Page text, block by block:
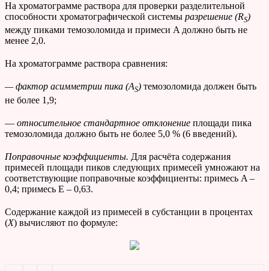
На хроматограмме раствора для проверки разделительной
способности хроматографической системы разрешение (RS)
между пиками темозоломида и примеси A должно быть не
менее 2,0.
На хроматограмме раствора сравнения:
— фактор асимметрии пика (AS) темозоломида должен быть
не более 1,9;
— относительное стандартное отклонение площади пика
темозоломида должно быть не более 5,0 % (6 введений).
Поправочные коэффициенты. Для расчёта содержания
примесей площади пиков следующих примесей умножают на
соответствующие поправочные коэффициенты: примесь A –
0,4; примесь E – 0,63.
Содержание каждой из примесей в субстанции в процентах
(Х) вычисляют по формуле: